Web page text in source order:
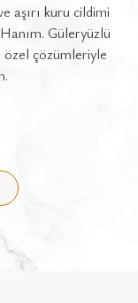
aşırı kuru cildimi
Güleryüzlü
özel çözümleriyle